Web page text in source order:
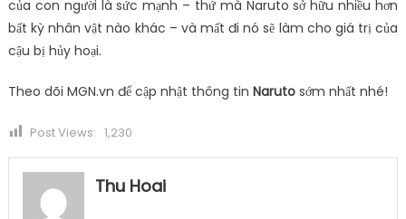
của con người là sức mạnh – thứ mà Naruto sở hữu nhiều hơn
bất kỳ nhân vật nào khác – và mất đi nó sẽ làm cho giá trị của
cậu bị hủy hoại.
Theo dõi MGN.vn để cập nhật thông tin Narutosớm nhất nhé!
Post Views: 1,230
Thu Hoai